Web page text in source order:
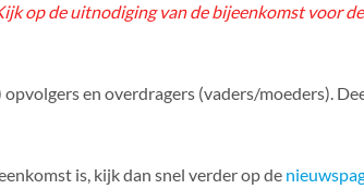
op de uitnodiging van de bijeenkomst voor
en overdragers (vaders/moeders).
is, kijk dan snel verder op de